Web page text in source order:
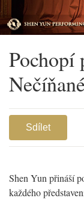
Pochopí
Sdílet
Shen Yun přináší
každého